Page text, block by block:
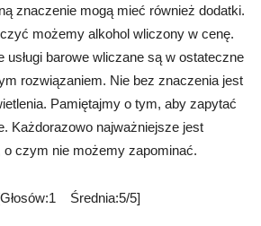
znaczenie mogą mieć również dodatki.
możemy alkohol wliczony w cenę.
usługi barowe wliczane są w ostateczne
rozwiązaniem. Nie bez znaczenia jest
Pamiętajmy o tym, aby zapytać
Każdorazowo najważniejsze jest
czym nie możemy zapominać.
Średnia:5/5]